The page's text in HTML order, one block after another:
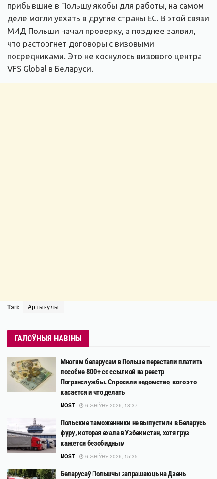
прибывшие в Польшу якобы для работы, на самом
деле могли уехать в другие страны ЕС. В этой связи
МИД Польши начал проверку, а позднее заявил,
что расторгнет договоры с визовыми
посредниками. Это не коснулось визового центра
VFS Global в Беларуси.
Тэгі: Артыкулы
ГАЛОЎНЫЯ НАВІНЫ
Многим беларусам в Польше перестали платить
пособие 800+ со ссылкой на реестр
Погранслужбы. Спросили ведомство, кого это
касается и что делать
MOST 6 ЖНІЎНЯ 2026, 18:37
Польские таможенники не выпустили в Беларусь
фуру, которая ехала в Узбекистан, хотя груз
кажется безобидным
MOST 6 ЖНІЎНЯ 2026, 15:35
Беларусаў Польшчы запрашаюць на Дзень